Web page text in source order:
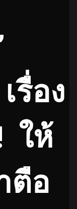
รื่อง
ให้
ตือ